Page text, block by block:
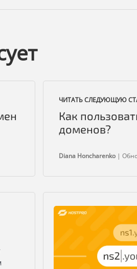
ЧИТАТЬ СЛЕДУЮЩУЮ
Как
доменов?
Diana Honcharenko|